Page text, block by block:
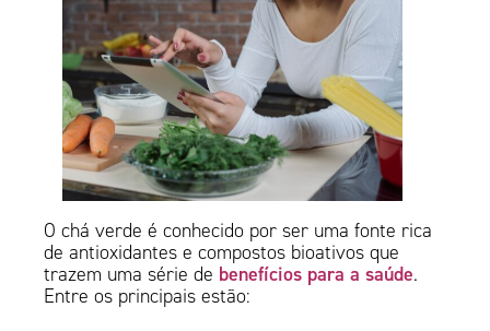
O chá verde é conhecido por ser uma fonte rica
de antioxidantes e compostos bioativos que
trazem uma série de benefícios para a saúde.
Entre os principais estão: